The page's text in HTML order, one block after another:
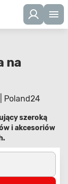
na
szeroką
i akcesoriów